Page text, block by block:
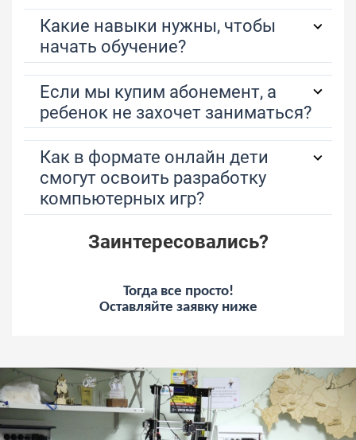
Какие навыки нужны, чтобы
начать обучение?
Если мы купим абонемент, а
ребенок не захочет заниматься?
Как в формате онлайн дети
смогут освоить разработку
компьютерных игр?
Заинтересовались?
Тогда все просто!
Оставляйте заявку ниже